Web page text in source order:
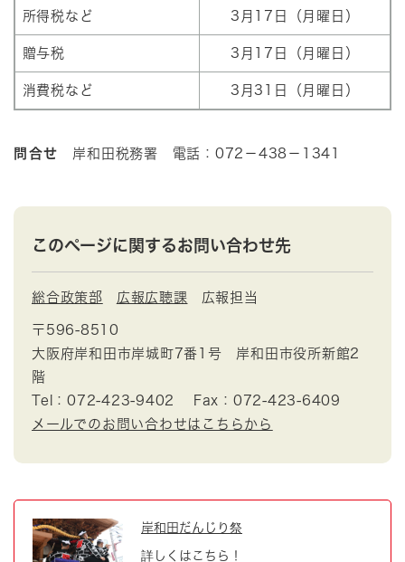
所得税など 3月17日（月曜日）
贈与税 3月17日（月曜日）
消費税など 3月31日（月曜日）
問合せ 岸和田税務署 電話：072－438－1341
このページに関するお問い合わせ先
総合政策部 広報広聴課 広報担当
〒596-8510
大阪府岸和田市岸城町7番1号 岸和田市役所新館2
階
Tel：072-423-9402
Fax：072-423-6409
メールでのお問い合わせはこちらから
岸和田だんじり祭
詳しくはこちら！